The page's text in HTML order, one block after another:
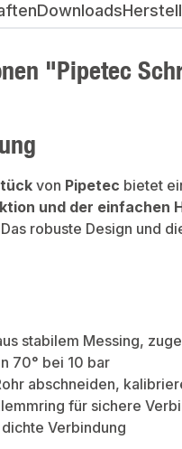
Downloads
"Pipetec
von Pipetec bietet
und der einfachen
Das robuste Design und
stabilem Messing,
70° bei 10 bar
abschneiden,
für sichere
Verbindung